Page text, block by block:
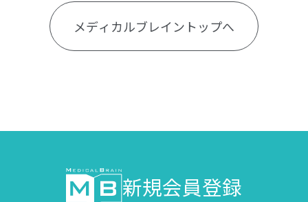
メディカルブレイントップへ
新規会員登録